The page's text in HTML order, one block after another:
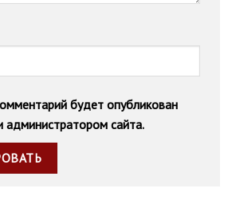
будет опубликован
администратором сайта.